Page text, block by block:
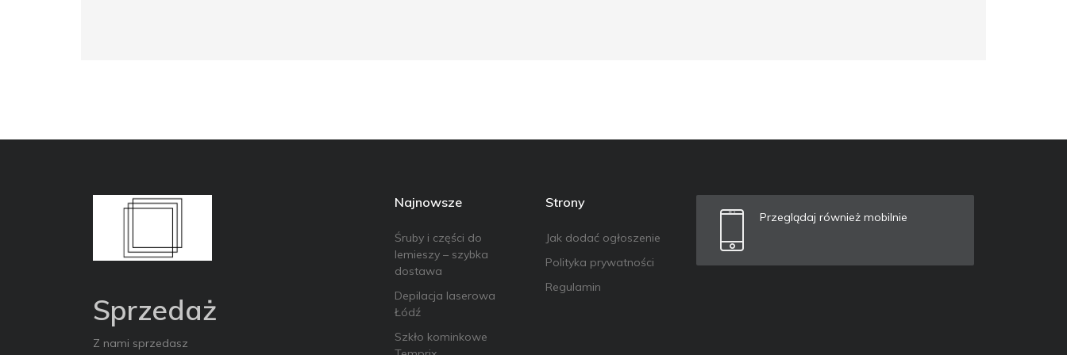
Sprzedaż
Z nami sprzedasz
Najnowsze
Śruby i części do
lemieszy – szybka
dostawa
Depilacja laserowa
Łódź
Szkło kominkowe
Strony
Jak dodać ogłoszenie
Polityka prywatności
Regulamin
Przeglądaj również mobilnie